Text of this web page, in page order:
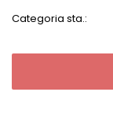
Categoria sta.: